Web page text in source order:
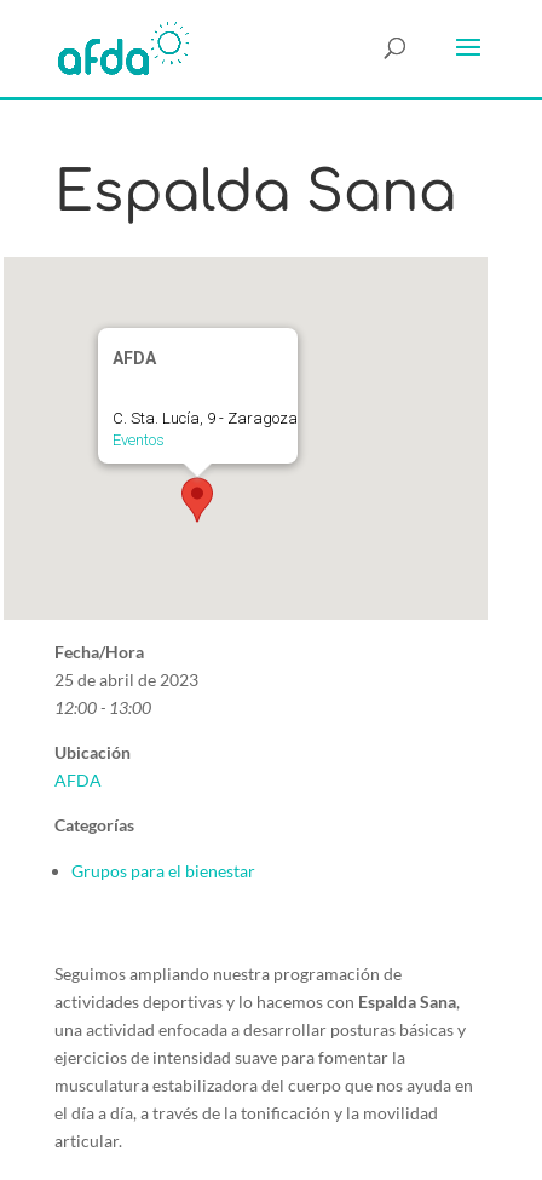
Espalda Sana
AFDA
C. Sta. Lucía, 9 - Zaragoza
Eventos
Fecha/Hora
25 de abril de 2023
12:00 - 13:00
Ubicación
AFDA
Categorías
Grupos para el bienestar
Seguimos ampliando nuestra programación de
actividades deportivas y lo hacemos con Espalda Sana,
una actividad enfocada a desarrollar posturas básicas y
ejercicios de intensidad suave para fomentar la
musculatura estabilizadora del cuerpo que nos ayuda en
el día a día, a través de la tonificación y la movilidad
articular.